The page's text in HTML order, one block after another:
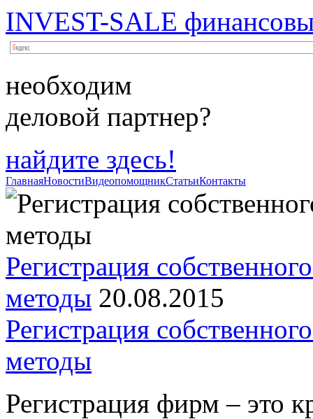
INVEST-SALE
необходим
деловой партнер?
найдите здесь!
ГлавнаяНовостиВидеопомощникСтатьиКонтакты
Регистрация
методы 20.08.2015
Регистрация
методы
Регистрация фирм – это